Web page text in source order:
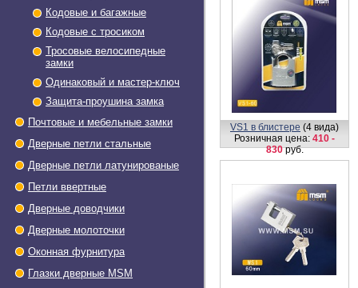
Кодовые и багажные
Кодовые с тросиком
Тросовые велосипедные
замки
Одинаковый и мастер-ключ
Защита-проушина замка
Почтовые и мебельные замки
Дверные петли стальные
Дверные петли латунированые
Петли ввертные
Дверные доводчики
Дверные молоточки
Оконная фурнитура
Глазки дверные МSМ
VS1 в блистере (4 вида)
Розничная цена: 410 -
830руб.